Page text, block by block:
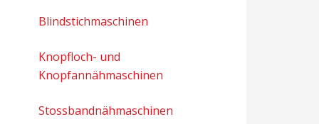
Blindstichmaschinen
Knopfloch- und
Knopfannähmaschinen
Stossbandnähmaschinen